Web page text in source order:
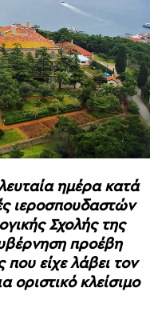
ημέρα κατά
ιεροσπουδαστών
Σχολής της
προέβη
είχε λάβει τον
οριστικό κλείσιμο